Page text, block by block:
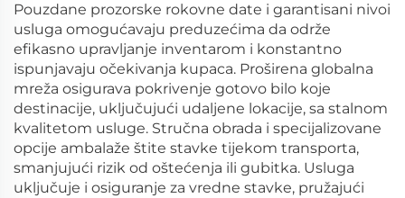
Pouzdane prozorske rokovne date i garantisani nivoi
usluga omogućavaju preduzećima da održe
efikasno upravljanje inventarom i konstantno
ispunjavaju očekivanja kupaca. Proširena globalna
mreža osigurava pokrivenje gotovo bilo koje
destinacije, uključujući udaljene lokacije, sa stalnom
kvalitetom usluge. Stručna obrada i specijalizovane
opcije ambalaže štite stavke tijekom transporta,
smanjujući rizik od oštećenja ili gubitka. Usluga
uključuje i osiguranje za vredne stavke, pružajući